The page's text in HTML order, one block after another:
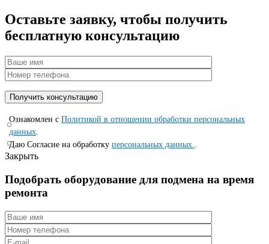
Оставьте заявку, чтобы получить
бесплатную консультацию
Ознакомлен с Политикой в отношении обработки персональных
данных.
Даю Согласие на обработку персональных данных..
Закрыть
Подобрать оборудование для подмена на время
ремонта